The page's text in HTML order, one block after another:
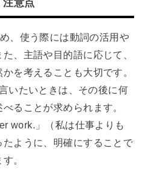
意点
、使う際には動詞の活用や
、主語や目的語に応じて、
を考えることも大切です。
いたいときは、その後に何
ることが求められます。
work.」（私は仕事よりも
ように、明確にすることで
。